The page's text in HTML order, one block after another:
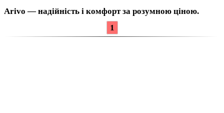
Arivo — надійність і комфорт за розумною ціною.
1